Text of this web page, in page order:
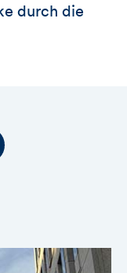
durch die